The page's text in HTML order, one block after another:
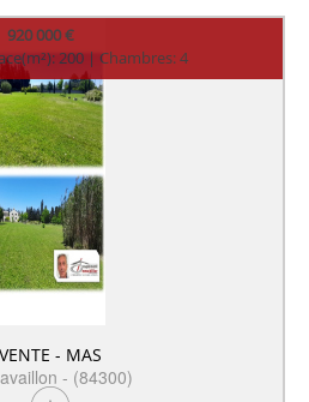
920 000 €
200 | Chambres: 4
VENTE - MAS
- (84300)